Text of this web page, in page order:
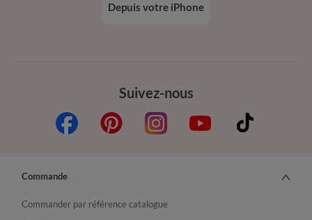
Suivez-nous
Depuis votre iPhone
Commande
Commander par référence catalogue